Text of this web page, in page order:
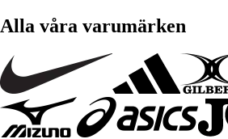
Alla våra varumärken